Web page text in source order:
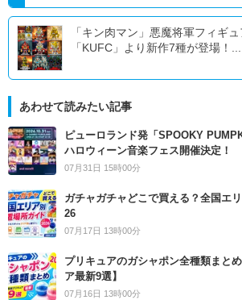
「キン肉マン」悪魔将軍フィギ
「KUFC」より新作7種が登場！...
あわせて読みたい記事
ピューロランド発「SPOOKY
ハロウィーン音楽フェス開催決定！
07月31日 15時00分
ガチャガチャどこで買える？全国エ
26
07月17日 13時00分
プリキュアのガシャポン全種類まと
ア最新9選】
07月16日 13時00分